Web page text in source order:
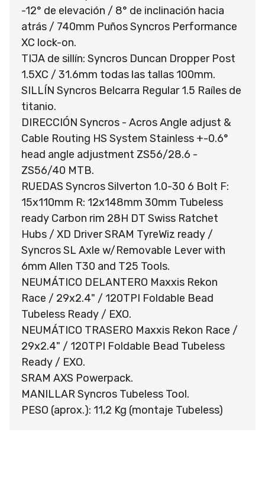
-12° de elevación / 8° de inclinación hacia
atrás / 740mm Puños Syncros Performance
XC lock-on.
TIJA de sillín: Syncros Duncan Dropper Post
1.5XC / 31.6mm todas las tallas 100mm.
SILLÍN Syncros Belcarra Regular 1.5 Raíles de
titanio.
DIRECCIÓN Syncros - Acros Angle adjust &
Cable Routing HS System Stainless +-0.6°
head angle adjustment ZS56/28.6 -
ZS56/40 MTB.
RUEDAS Syncros Silverton 1.0-30 6 Bolt F:
15x110mm R: 12x148mm 30mm Tubeless
ready Carbon rim 28H DT Swiss Ratchet
Hubs / XD Driver SRAM TyreWiz ready /
Syncros SL Axle w/Removable Lever with
6mm Allen T30 and T25 Tools.
NEUMÁTICO DELANTERO Maxxis Rekon
Race / 29x2.4" / 120TPI Foldable Bead
Tubeless Ready / EXO.
NEUMÁTICO TRASERO Maxxis Rekon Race /
29x2.4" / 120TPI Foldable Bead Tubeless
Ready / EXO.
SRAM AXS Powerpack.
MANILLAR Syncros Tubeless Tool.
PESO (aprox.): 11,2 Kg (montaje Tubeless)